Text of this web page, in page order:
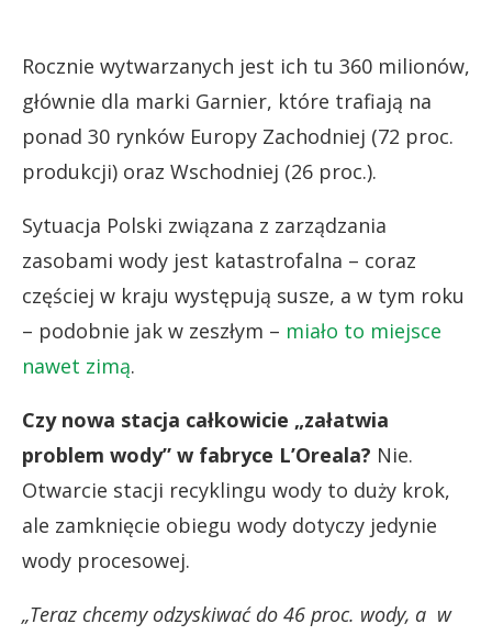
Rocznie wytwarzanych jest ich tu 360 milionów,
głównie dla marki Garnier, które trafiają na
ponad 30 rynków Europy Zachodniej (72 proc.
produkcji) oraz Wschodniej (26 proc.).
Sytuacja Polski związana z zarządzania
zasobami wody jest katastrofalna – coraz
częściej w kraju występują susze, a w tym roku
– podobnie jak w zeszłym – miało to miejsce
nawet zimą.
Czy nowa stacja całkowicie „załatwia
problem wody” w fabryce L’Oreala? Nie.
Otwarcie stacji recyklingu wody to duży krok,
ale zamknięcie obiegu wody dotyczy jedynie
wody procesowej.
„Teraz chcemy odzyskiwać do 46 proc. wody, a w